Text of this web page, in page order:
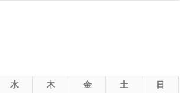
水 木 金 土 日